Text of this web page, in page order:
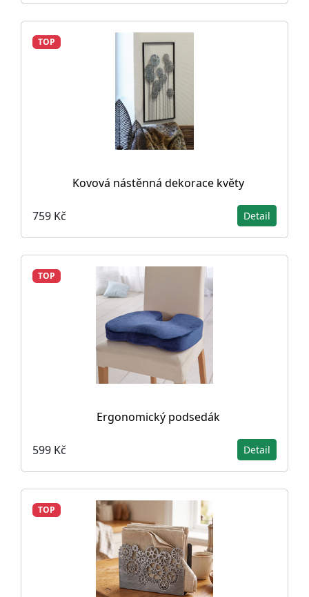
TOP
Kovová nástěnná dekorace květy
759 Kč Detail
TOP
Ergonomický podsedák
599 Kč Detail
TOP